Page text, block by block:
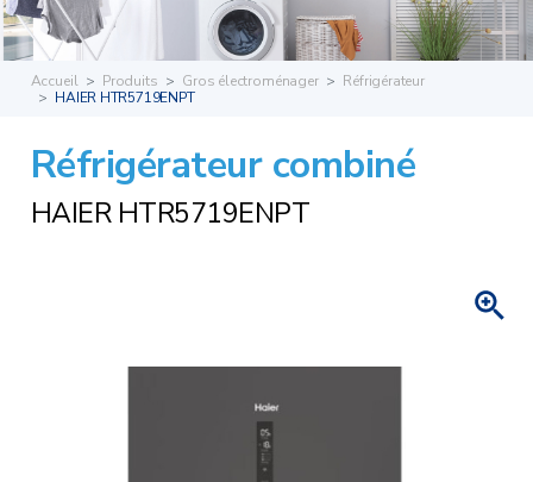
Accueil Produits Gros électroménager
Réfrigérateur
HAIER HTR5719ENPT
Réfrigérateur combiné
HAIER HTR5719ENPT